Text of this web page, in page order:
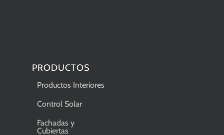
PRODUCTOS
Productos Interiores
Control Solar
Fachadas y
Cubiertas